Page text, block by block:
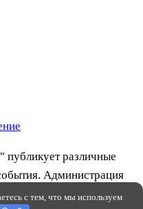
различные
Администрация
содержанием публикаций.
с тем, что мы используем